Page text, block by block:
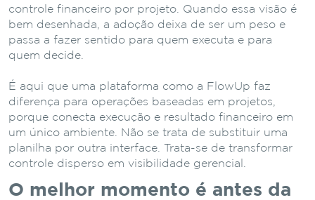
controle financeiro por projeto. Quando essa visão é
bem desenhada, a adoção deixa de ser um peso e
passa a fazer sentido para quem executa e para
quem decide.
É aqui que uma plataforma como a FlowUp faz
diferença para operações baseadas em projetos,
porque conecta execução e resultado financeiro em
um único ambiente. Não se trata de substituir uma
planilha por outra interface. Trata-se de transformar
controle disperso em visibilidade gerencial.
O melhor momento é antes da